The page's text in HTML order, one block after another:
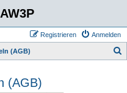
Anmelden
Registrieren
(AGB)
(AGB)